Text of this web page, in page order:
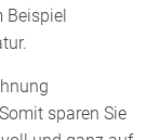
Beispiel
sparen Sie